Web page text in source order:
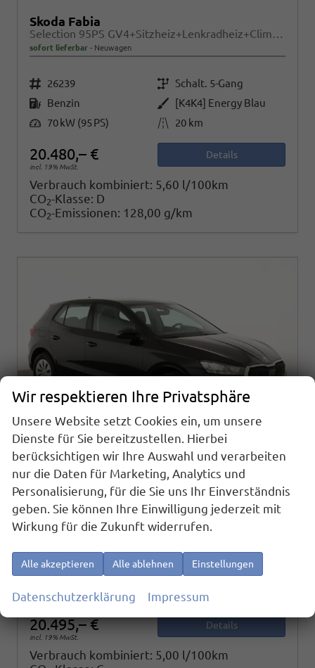
Skoda Fabia
Selection 95PS GV4+Sitzheiz+Lenkradheiz+Climatronic+Sunset+AppConnect+PDC
sofort lieferbar Neuwagen
Fahrzeugnr. 26239 Getriebe Schalt. 5-Gang
Kraftstoff Benzin Außenfarbe
[K4K4] Energy Blau
Leistung 70 kW (95 PS) Kilometerstand 20 km
20.480,– €
incl. 19% MwSt.
Details
Verbrauch kombiniert: 5,60 l/100km
CO2-Klasse: D
CO2-Emissionen: 128,00 g/km
Skoda Fabia
Selection 1.0 TSI Selection, AHK, Tempomat, Ladeboden, Park, Winterpaket, SmartLink, 4-J Garantie
sofort lieferbar Fahrzeug mit Tageszulassung
Fahrzeugnr.25163 GetriebeSchaltgetriebe
KraftstoffBenzin Außenfarbe
Black Magic Metallic
01.06.2026
20.495,– €
incl. 19% MwSt.
Details
Verbrauch kombiniert: 5,00 l/100km
Wir respektieren Ihre Privatsphäre
Unsere Website setzt Cookies ein, um unsere
Dienste für Sie bereitzustellen. Hierbei
berücksichtigen wir Ihre Auswahl und verarbeiten
nur die Daten für Marketing, Analytics und
Personalisierung, für die Sie uns Ihr Einverständnis
geben. Sie können Ihre Einwilligung jederzeit mit
Wirkung für die Zukunft widerrufen.
Alle akzeptieren Alle ablehnen Einstellungen
Datenschutzerklärung Impressum